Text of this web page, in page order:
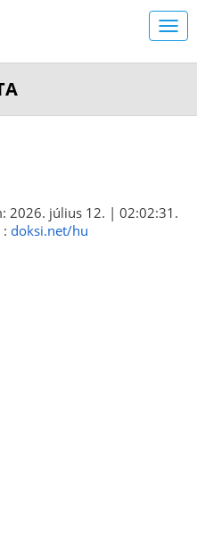
2026. július 12. | 02:02:31.
doksi.net/hu